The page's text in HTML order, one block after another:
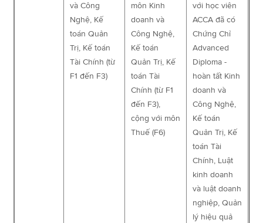
và Công
Nghệ, Kế
toán Quản
Trị, Kế toán
Tài Chính (từ
F1 đến F3)
môn Kinh
doanh và
Công Nghệ,
Kế toán
Quản Trị, Kế
toán Tài
Chính (từ F1
đến F3),
cộng với môn
Thuế (F6)
với học viên
ACCA đã có
Chứng Chỉ
Advanced
Diploma -
hoàn tất Kinh
doanh và
Công Nghệ,
Kế toán
Quản Trị, Kế
toán Tài
Chính, Luật
kinh doanh
và luật doanh
nghiệp, Quản
lý hiệu quả